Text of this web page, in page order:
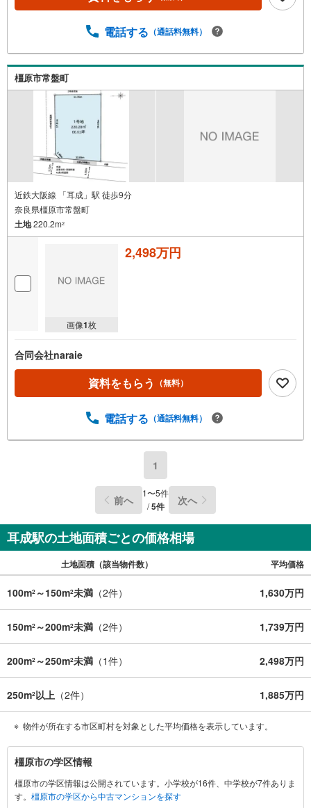
電話する （通話料無料）
橿原市常盤町
近鉄大阪線 「耳成」駅 徒歩9分
奈良県橿原市常盤町
土地220.2m2
画像1枚
2,498万円
合同会社naraie
資料をもらう （無料）
電話する （通話料無料）
1
前へ 1〜5件
/5件 次へ
耳成駅の土地面積ごとの価格相場
土地面積（該当物件数） 平均価格
100m2 ～150m2未満 （2件） 1,630万円
150m2 ～200m2未満 （2件） 1,739万円
200m2 ～250m2未満 （1件） 2,498万円
250m2以上 （2件） 1,885万円
物件が所在する市区町村を対象とした平均価格を表示しています。
橿
原
市
に
橿原市の学区情報
橿原市の学区情報は公開されています。小学校が16件、中学校が7件ありま
す。 橿原市の学区から中古マンションを探す